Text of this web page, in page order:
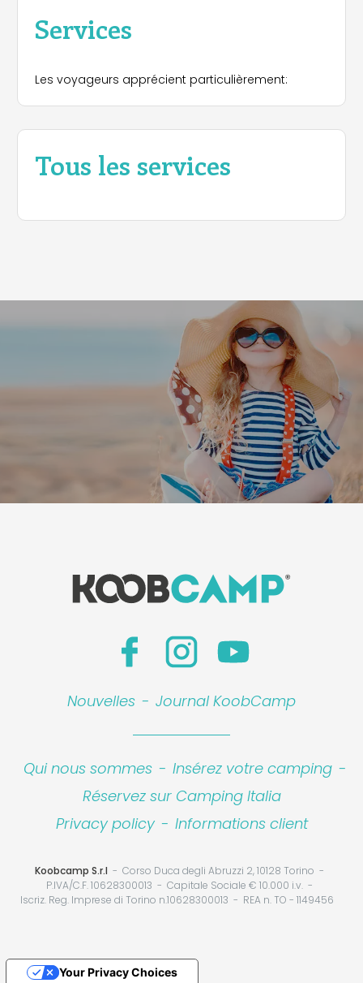
Services
Les voyageurs apprécient particulièrement:
Tous les services
Nouvelles - Journal KoobCamp
Qui nous sommes - Insérez votre camping -
Réservez sur Camping Italia
Privacy policy - Informations client
Koobcamp S.r.l
Corso Duca degli Abruzzi 2, 10128 Torino
P.IVA/C.F. 10628300013
Capitale Sociale € 10.000 i.v.
Iscriz. Reg. Imprese di Torino n.10628300013
REA n. TO - 1149456
Your Privacy Choices